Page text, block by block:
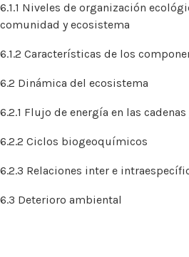
6.1.1 Niveles de organización
comunidad y ecosistema
6.1.2 Características de los
6.2 Dinámica del ecosistema
6.2.1 Flujo de energía en las
6.2.2 Ciclos biogeoquímicos
6.2.3 Relaciones inter e
6.3 Deterioro ambiental